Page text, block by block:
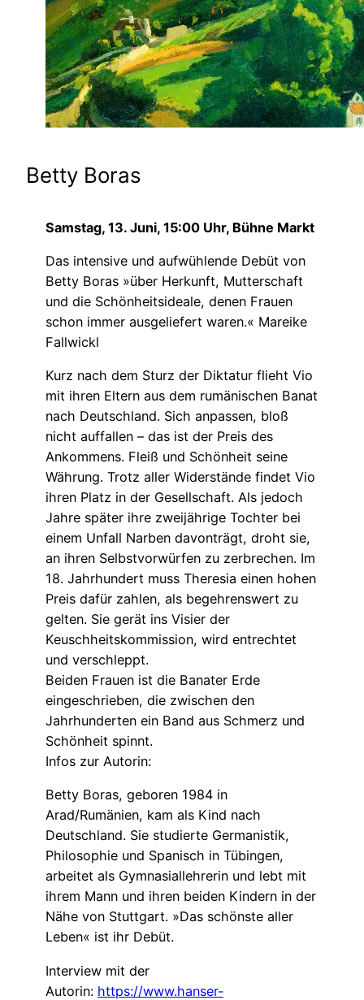
Betty Boras
Samstag, 13. Juni, 15:00 Uhr, Bühne Markt
Das intensive und aufwühlende Debüt von
Betty Boras »über Herkunft, Mutterschaft
und die Schönheitsideale, denen Frauen
schon immer ausgeliefert waren.« Mareike
Fallwickl
Kurz nach dem Sturz der Diktatur flieht Vio
mit ihren Eltern aus dem rumänischen Banat
nach Deutschland. Sich anpassen, bloß
nicht auffallen – das ist der Preis des
Ankommens. Fleiß und Schönheit seine
Währung. Trotz aller Widerstände findet Vio
ihren Platz in der Gesellschaft. Als jedoch
Jahre später ihre zweijährige Tochter bei
einem Unfall Narben davonträgt, droht sie,
an ihren Selbstvorwürfen zu zerbrechen. Im
18. Jahrhundert muss Theresia einen hohen
Preis dafür zahlen, als begehrenswert zu
gelten. Sie gerät ins Visier der
Keuschheitskommission, wird entrechtet
und verschleppt.
Beiden Frauen ist die Banater Erde
eingeschrieben, die zwischen den
Jahrhunderten ein Band aus Schmerz und
Schönheit spinnt.
Infos zur Autorin:
Betty Boras, geboren 1984 in
Arad/Rumänien, kam als Kind nach
Deutschland. Sie studierte Germanistik,
Philosophie und Spanisch in Tübingen,
arbeitet als Gymnasiallehrerin und lebt mit
ihrem Mann und ihren beiden Kindern in der
Nähe von Stuttgart. »Das schönste aller
Leben« ist ihr Debüt.
Interview mit der
Autorin: https://www.hanser-